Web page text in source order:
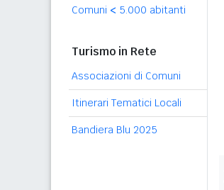
Comuni < 5.000 abitanti
Turismo in Rete
Associazioni di Comuni
Itinerari Tematici Locali
Bandiera Blu 2025